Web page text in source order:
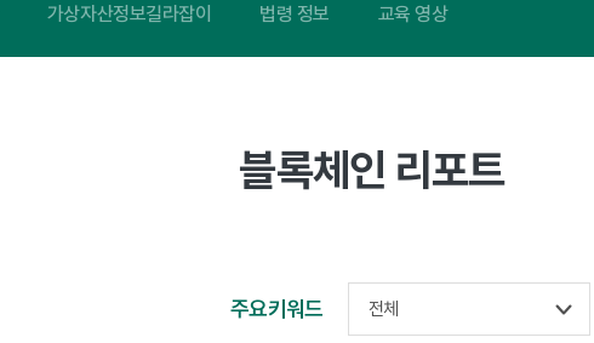
가상자산정보길라잡이 법령 정보 교육 영상
블록체인 리포트
주요키워드